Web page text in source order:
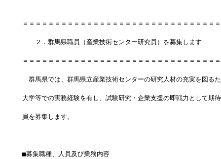
＝＝＝＝＝＝＝＝＝＝＝＝＝＝＝＝＝＝＝＝＝＝＝＝＝＝＝＝＝＝
２．群馬県職員（産業技術センター研究員）を募集します
＝＝＝＝＝＝＝＝＝＝＝＝＝＝＝＝＝＝＝＝＝＝＝＝＝＝＝＝＝＝
群馬県では、群馬県立産業技術センターの研究人材の充実を図る
大学等での実務経験を有し、試験研究・企業支援の即戦力として期
員を募集します。
■募集職種、人員及び業務内容